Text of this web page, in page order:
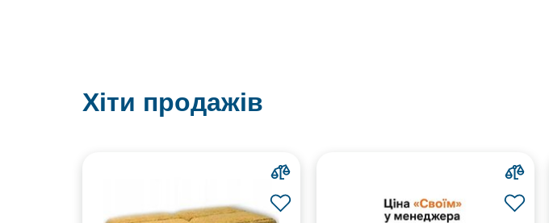
Хіти продажів